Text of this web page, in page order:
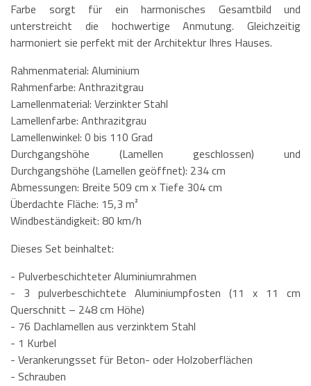
Farbe sorgt für ein harmonisches Gesamtbild und
unterstreicht die hochwertige Anmutung. Gleichzeitig
harmoniert sie perfekt mit der Architektur Ihres Hauses.
Rahmenmaterial: Aluminium
Rahmenfarbe: Anthrazitgrau
Lamellenmaterial: Verzinkter Stahl
Lamellenfarbe: Anthrazitgrau
Lamellenwinkel: 0 bis 110 Grad
Durchgangshöhe (Lamellen geschlossen) und
Durchgangshöhe (Lamellen geöffnet): 234 cm
Abmessungen: Breite 509 cm x Tiefe 304 cm
Überdachte Fläche: 15,3 m²
Windbeständigkeit: 80 km/h
Dieses Set beinhaltet:
- Pulverbeschichteter Aluminiumrahmen
- 3 pulverbeschichtete Aluminiumpfosten (11 x 11 cm
Querschnitt – 248 cm Höhe)
- 76 Dachlamellen aus verzinktem Stahl
- 1 Kurbel
- Verankerungsset für Beton- oder Holzoberflächen
- Schrauben